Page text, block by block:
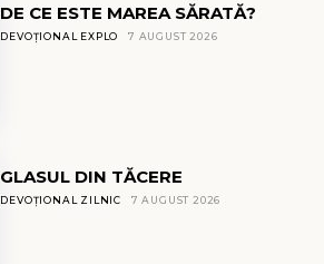
DE CE ESTE MAREA SĂRATĂ?
DEVOȚIONAL EXPLO 7 AUGUST 2026
GLASUL DIN TĂCERE
DEVOȚIONAL ZILNIC 7 AUGUST 2026